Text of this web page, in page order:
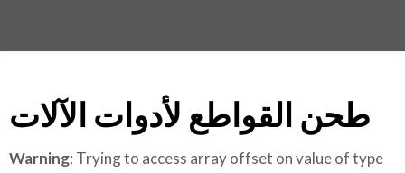
طحن القواطع لأدوات الآلات
Warning: Trying to access array offset on value of type